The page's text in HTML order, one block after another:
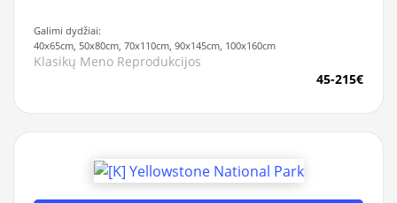
Galimi dydžiai:
40x65cm, 50x80cm, 70x110cm, 90x145cm, 100x160cm
Klasikų Meno Reprodukcijos
45-215€